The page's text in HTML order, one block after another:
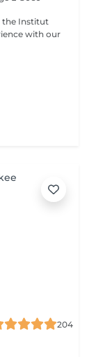
the Institut
with our
204